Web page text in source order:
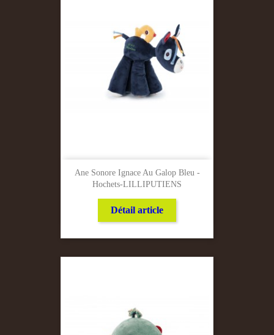
Ane Sonore Ignace Au Galop Bleu -
Hochets-LILLIPUTIENS
Détail article